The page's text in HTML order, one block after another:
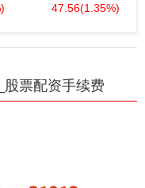
47.56(1.35%)
票配资手续费